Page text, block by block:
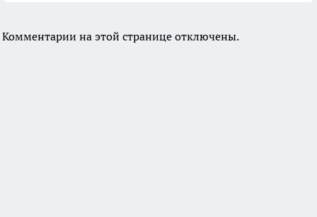
Комментарии на этой странице отключены.